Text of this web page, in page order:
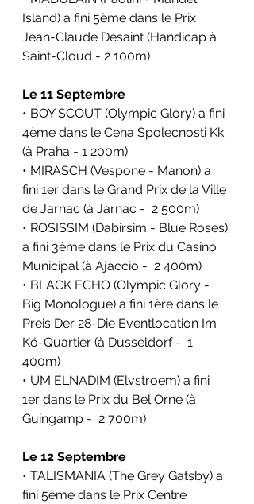
Island) a fini 5ème dans le Prix
Jean-Claude Desaint (Handicap à
Saint-Cloud - 2 100m)
Le 11 Septembre
• BOY SCOUT (Olympic Glory) a fini
4ème dans le Cena Spolecnosti Kk
(à Praha - 1 200m)
• MIRASCH (Vespone - Manon) a
fini 1er dans le Grand Prix de la Ville
de Jarnac (à Jarnac -  2 500m)
• ROSISSIM (Dabirsim - Blue Roses)
a fini 3ème dans le Prix du Casino
Municipal (à Ajaccio -  2 400m)
• BLACK ECHO (Olympic Glory -
Big Monologue) a fini 1ère dans le
Preis Der 28-Die Eventlocation Im
Kö-Quartier (à Dusseldorf -  1
400m)
• UM ELNADIM (Elvstroem) a fini
1er dans le Prix du Bel Orne (à
Guingamp -  2 700m)
Le 12 Septembre
• TALISMANIA (The Grey Gatsby) a
fini 5ème dans le Prix Centre